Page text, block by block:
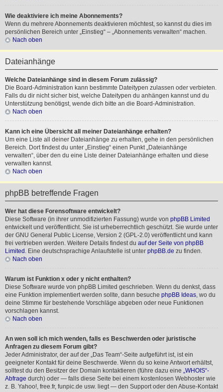
Wie deaktiviere ich meine Abonnements?
Wenn du mehrere Abonnements deaktivieren möchtest, so kannst du dies im
persönlichen Bereich unter „Einstieg“ – „Abonnements verwalten“ machen.
Nach oben
Dateianhänge
Welche Dateianhänge sind in diesem Forum zulässig?
Die Board-Administration kann bestimmte Dateitypen zulassen oder verbieten.
Falls du dir nicht sicher bist, welche Dateitypen du anhängen kannst und du
Unterstützung benötigst, wende dich bitte an die Board-Administration.
Nach oben
Kann ich eine Übersicht all meiner Dateianhänge erhalten?
Um eine Liste all deiner Dateianhänge zu erhalten, gehe in den persönlichen
Bereich. Dort findest du unter „Einstieg“ einen Punkt „Dateianhänge
verwalten“, über den du eine Liste deiner Dateianhänge erhalten und diese
verwalten kannst.
Nach oben
phpBB betreffende Fragen
Wer hat diese Forensoftware entwickelt?
Diese Software (in ihrer unmodifizierten Fassung) wurde von phpBB Limited
entwickelt und veröffentlicht. Sie ist urheberrechtlich geschützt. Sie wurde unter
der GNU General Public License, Version 2 (GPL-2.0) veröffentlicht und kann
frei vertrieben werden. Weitere Details findest du auf der Seite von phpBB
Limited . Eine deutschsprachige Anlaufstelle ist unter phpBB.de zu finden.
Nach oben
Warum ist Funktion x oder y nicht enthalten?
Diese Software wurde von phpBB Limited geschrieben. Wenn du denkst, dass
eine Funktion implementiert werden sollte, dann besuche phpBB Ideas, wo du
deine Stimme für bestehende Vorschläge abgeben oder neue Funktionen
vorschlagen kannst.
Nach oben
An wen soll ich mich wenden, falls es Beschwerden oder juristische
Anfragen zu diesem Forum gibt?
Jeder Administrator, der auf der „Das Team“-Seite aufgeführt ist, ist ein
geeigneter Kontakt für deine Beschwerde. Wenn du so keine Antwort erhältst,
solltest du den Besitzer der Domain kontaktieren (führe dazu eine „WHOIS“-
Abfrage durch) oder — falls diese Seite bei einem kostenlosen Webhoster wie
z. B. Yahoo!, free.fr, funpic.de usw. liegt — den Support oder den Abuse-Kontakt